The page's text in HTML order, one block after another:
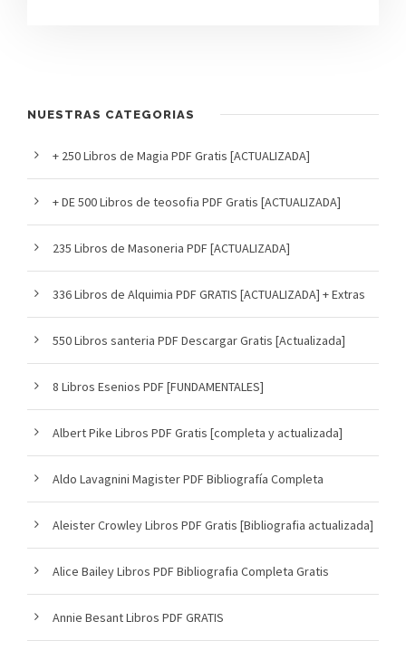
NUESTRAS CATEGORIAS
+ 250 Libros de Magia PDF Gratis [ACTUALIZADA]
+ DE 500 Libros de teosofia PDF Gratis [ACTUALIZADA]
235 Libros de Masoneria PDF [ACTUALIZADA]
336 Libros de Alquimia PDF GRATIS [ACTUALIZADA] + Extras
550 Libros santeria PDF Descargar Gratis [Actualizada]
8 Libros Esenios PDF [FUNDAMENTALES]
Albert Pike Libros PDF Gratis [completa y actualizada]
Aldo Lavagnini Magister PDF Bibliografía Completa
Aleister Crowley Libros PDF Gratis [Bibliografia actualizada]
Alice Bailey Libros PDF Bibliografia Completa Gratis
Annie Besant Libros PDF GRATIS